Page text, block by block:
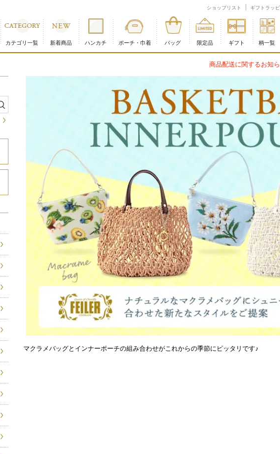
ショップリスト ギフトラッ
カテゴリ一覧 新着商品 ハンカチ ポーチ・巾着 バッグ 限定品 ギフト 柄一覧
マクラメバッグとインナーポーチの組み合わせがこれからの季節にピッタリです♪